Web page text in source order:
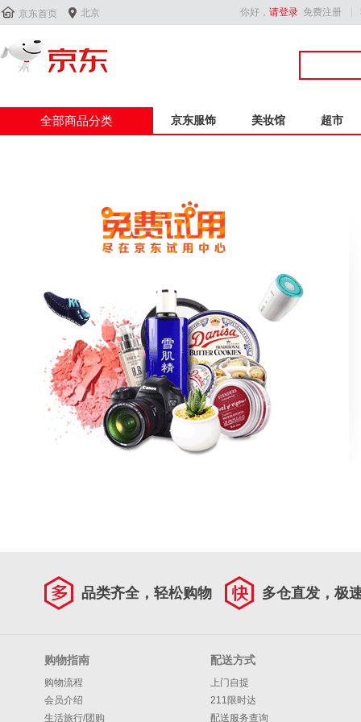
 京东首页  北京 你好， 请登录 免费注册
全部商品分类 京东服饰 美妆馆 超市
品类齐全，轻松购物 多仓直发，极
购物指南
购物流程
会员介绍
生活旅行/团购
配送方式
上门自提
211限时达
配送服务查询